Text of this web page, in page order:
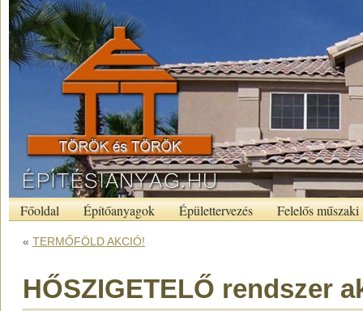
Főoldal Építőanyagok Épülettervezés Felelős műszaki
« TERMŐFÖLD AKCIÓ!
HŐSZIGETELŐ rendszer